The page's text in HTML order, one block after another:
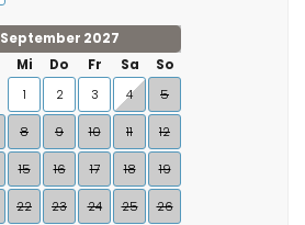
September 2027
Mi Do Fr Sa
So
1
2 3 4 5
8 9 10 11 12
15 16 17 18 19
22 23 24 25 26